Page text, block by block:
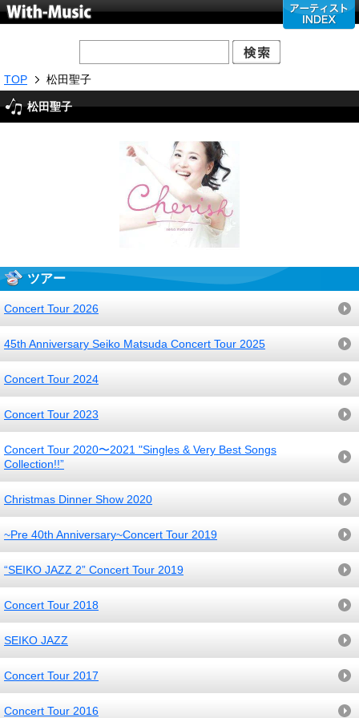
TOP 松田聖子
松田聖子
ツアー
Concert Tour 2026
45th Anniversary Seiko Matsuda Concert Tour 2025
Concert Tour 2024
Concert Tour 2023
Concert Tour 2020〜2021 "Singles & Very Best Songs
Collection!!”
Christmas Dinner Show 2020
~Pre 40th Anniversary~Concert Tour 2019
“SEIKO JAZZ 2” Concert Tour 2019
Concert Tour 2018
SEIKO JAZZ
Concert Tour 2017
Concert Tour 2016